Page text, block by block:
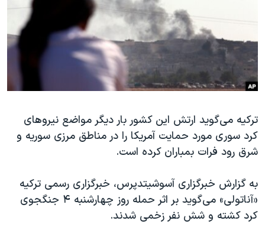
حقوق شهروندی
اقتصادی
علم و فناوری
گالری عکس
آرشیو پخش زنده
انتخابات ریاست جمهوری آمریکا ۲۰۲۴
حمله جمهوری اسلامی به اسرائیل
رمز مهسا
اعتراضات زن، زندگی، آزادی
مجموعه مستندهای دادخواهی
تریبونال مردمی آبان ۹۸
دادگاه حمید نوری
چهل سال گروگان‌گیری
قانون شفافیت دارائی کادر رهبری ایران
زبانهای مختلف
ترکیه می‌گوید ارتش این کشور بار دیگر مواضع نیروهای
کرد سوری مورد حمایت آمریکا را در مناطق مرزی سوریه و
شرق رود فرات بمباران کرده است.
به گزارش خبرگزاری آسوشیتدپرس، خبرگزاری رسمی ترکیه
«آناتولی» می‌گوید بر اثر حمله روز چهارشنبه ۴ جنگجوی
کرد کشته و شش نفر زخمی شدند.